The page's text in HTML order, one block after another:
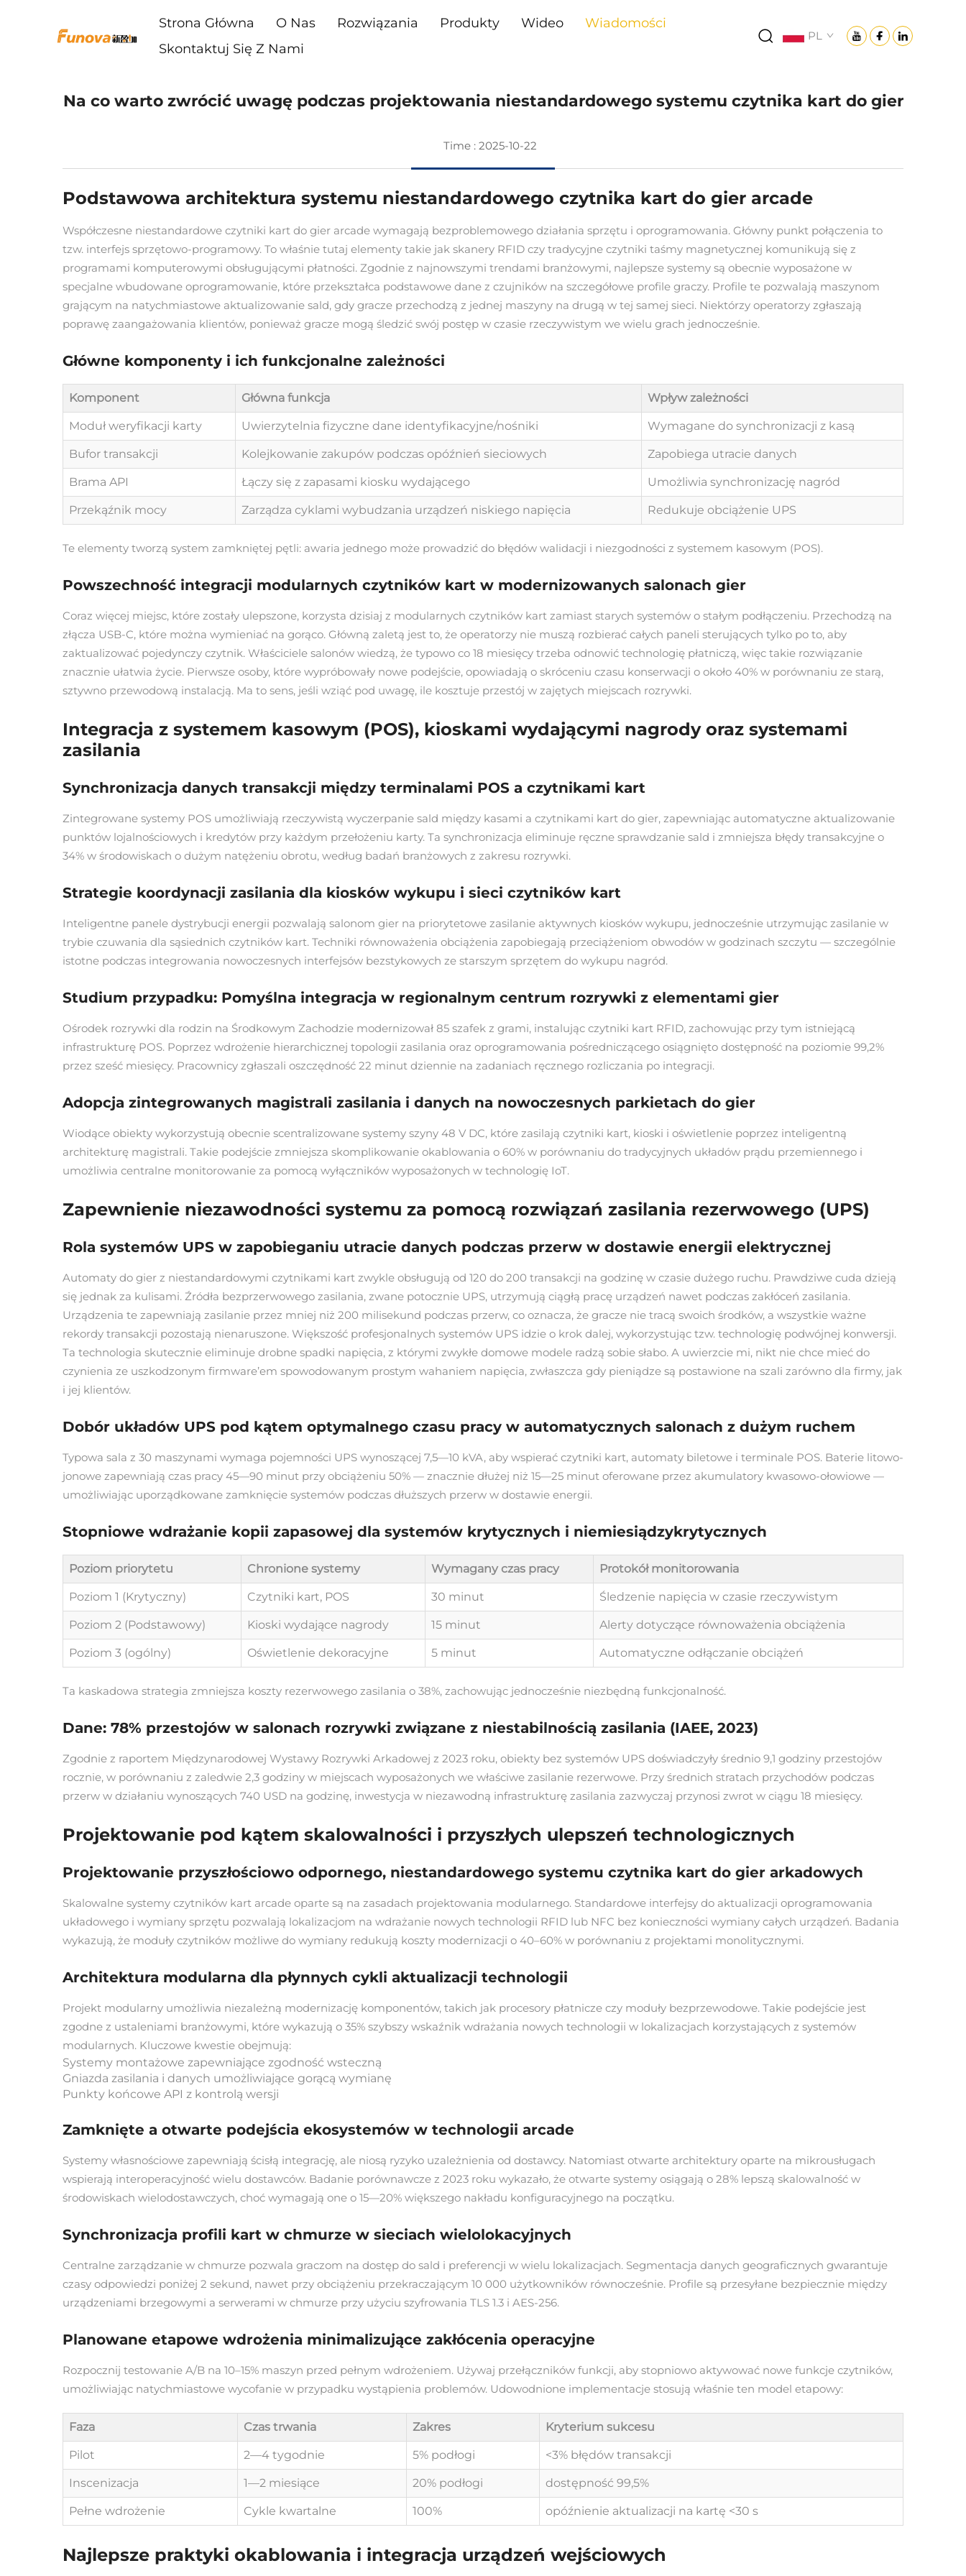
Strona Główna O Nas Rozwiązania Produkty Wideo
Wiadomości
Skontaktuj Się Z Nami
PL
Na co warto zwrócić uwagę podczas projektowania niestandardowego systemu czytnika kart do gier
Time : 2025-10-22
Podstawowa architektura systemu niestandardowego czytnika kart do gier arcade
Współczesne niestandardowe czytniki kart do gier arcade wymagają bezproblemowego działania sprzętu i oprogramowania. Główny punkt połączenia to
tzw. interfejs sprzętowo-programowy. To właśnie tutaj elementy takie jak skanery RFID czy tradycyjne czytniki taśmy magnetycznej komunikują się z
programami komputerowymi obsługującymi płatności. Zgodnie z najnowszymi trendami branżowymi, najlepsze systemy są obecnie wyposażone w
specjalne wbudowane oprogramowanie, które przekształca podstawowe dane z czujników na szczegółowe profile graczy. Profile te pozwalają maszynom
grającym na natychmiastowe aktualizowanie sald, gdy gracze przechodzą z jednej maszyny na drugą w tej samej sieci. Niektórzy operatorzy zgłaszają
poprawę zaangażowania klientów, ponieważ gracze mogą śledzić swój postęp w czasie rzeczywistym we wielu grach jednocześnie.
Główne komponenty i ich funkcjonalne zależności
Komponent Główna funkcja Wpływ zależności
Moduł weryfikacji karty Uwierzytelnia fizyczne dane identyfikacyjne/nośniki Wymagane do synchronizacji z kasą
Bufor transakcji Kolejkowanie zakupów podczas opóźnień sieciowych Zapobiega utracie danych
Brama API Łączy się z zapasami kiosku wydającego Umożliwia synchronizację nagród
Przekąźnik mocy Zarządza cyklami wybudzania urządzeń niskiego napięcia Redukuje obciążenie UPS
Te elementy tworzą system zamkniętej pętli: awaria jednego może prowadzić do błędów walidacji i niezgodności z systemem kasowym (POS).
Powszechność integracji modularnych czytników kart w modernizowanych salonach gier
Coraz więcej miejsc, które zostały ulepszone, korzysta dzisiaj z modularnych czytników kart zamiast starych systemów o stałym podłączeniu. Przechodzą na
złącza USB-C, które można wymieniać na gorąco. Główną zaletą jest to, że operatorzy nie muszą rozbierać całych paneli sterujących tylko po to, aby
zaktualizować pojedynczy czytnik. Właściciele salonów wiedzą, że typowo co 18 miesięcy trzeba odnowić technologię płatniczą, więc takie rozwiązanie
znacznie ułatwia życie. Pierwsze osoby, które wypróbowały nowe podejście, opowiadają o skróceniu czasu konserwacji o około 40% w porównaniu ze starą,
sztywno przewodową instalacją. Ma to sens, jeśli wziąć pod uwagę, ile kosztuje przestój w zajętych miejscach rozrywki.
Integracja z systemem kasowym (POS), kioskami wydającymi nagrody oraz systemami
zasilania
Synchronizacja danych transakcji między terminalami POS a czytnikami kart
Zintegrowane systemy POS umożliwiają rzeczywistą wyczerpanie sald między kasami a czytnikami kart do gier, zapewniając automatyczne aktualizowanie
punktów lojalnościowych i kredytów przy każdym przełożeniu karty. Ta synchronizacja eliminuje ręczne sprawdzanie sald i zmniejsza błędy transakcyjne o
34% w środowiskach o dużym natężeniu obrotu, według badań branżowych z zakresu rozrywki.
Strategie koordynacji zasilania dla kiosków wykupu i sieci czytników kart
Inteligentne panele dystrybucji energii pozwalają salonom gier na priorytetowe zasilanie aktywnych kiosków wykupu, jednocześnie utrzymując zasilanie w
trybie czuwania dla sąsiednich czytników kart. Techniki równoważenia obciążenia zapobiegają przeciążeniom obwodów w godzinach szczytu — szczególnie
istotne podczas integrowania nowoczesnych interfejsów bezstykowych ze starszym sprzętem do wykupu nagród.
Studium przypadku: Pomyślna integracja w regionalnym centrum rozrywki z elementami gier
Ośrodek rozrywki dla rodzin na Środkowym Zachodzie modernizował 85 szafek z grami, instalując czytniki kart RFID, zachowując przy tym istniejącą
infrastrukturę POS. Poprzez wdrożenie hierarchicznej topologii zasilania oraz oprogramowania pośredniczącego osiągnięto dostępność na poziomie 99,2%
przez sześć miesięcy. Pracownicy zgłaszali oszczędność 22 minut dziennie na zadaniach ręcznego rozliczania po integracji.
Adopcja zintegrowanych magistrali zasilania i danych na nowoczesnych parkietach do gier
Wiodące obiekty wykorzystują obecnie scentralizowane systemy szyny 48 V DC, które zasilają czytniki kart, kioski i oświetlenie poprzez inteligentną
architekturę magistrali. Takie podejście zmniejsza skomplikowanie okablowania o 60% w porównaniu do tradycyjnych układów prądu przemiennego i
umożliwia centralne monitorowanie za pomocą wyłączników wyposażonych w technologię IoT.
Zapewnienie niezawodności systemu za pomocą rozwiązań zasilania rezerwowego (UPS)
Rola systemów UPS w zapobieganiu utracie danych podczas przerw w dostawie energii elektrycznej
Automaty do gier z niestandardowymi czytnikami kart zwykle obsługują od 120 do 200 transakcji na godzinę w czasie dużego ruchu. Prawdziwe cuda dzieją
się jednak za kulisami. Źródła bezprzerwowego zasilania, zwane potocznie UPS, utrzymują ciągłą pracę urządzeń nawet podczas zakłóceń zasilania.
Urządzenia te zapewniają zasilanie przez mniej niż 200 milisekund podczas przerw, co oznacza, że gracze nie tracą swoich środków, a wszystkie ważne
rekordy transakcji pozostają nienaruszone. Większość profesjonalnych systemów UPS idzie o krok dalej, wykorzystując tzw. technologię podwójnej konwersji.
Ta technologia skutecznie eliminuje drobne spadki napięcia, z którymi zwykłe domowe modele radzą sobie słabo. A uwierzcie mi, nikt nie chce mieć do
czynienia ze uszkodzonym firmware’em spowodowanym prostym wahaniem napięcia, zwłaszcza gdy pieniądze są postawione na szali zarówno dla firmy, jak
i jej klientów.
Dobór układów UPS pod kątem optymalnego czasu pracy w automatycznych salonach z dużym ruchem
Typowa sala z 30 maszynami wymaga pojemności UPS wynoszącej 7,5—10 kVA, aby wspierać czytniki kart, automaty biletowe i terminale POS. Baterie litowo-
jonowe zapewniają czas pracy 45—90 minut przy obciążeniu 50% — znacznie dłużej niż 15—25 minut oferowane przez akumulatory kwasowo-ołowiowe —
umożliwiając uporządkowane zamknięcie systemów podczas dłuższych przerw w dostawie energii.
Stopniowe wdrażanie kopii zapasowej dla systemów krytycznych i niemiesiądzykrytycznych
Poziom priorytetu Chronione systemy Wymagany czas pracy Protokół monitorowania
Poziom 1 (Krytyczny) Czytniki kart, POS 30 minut Śledzenie napięcia w czasie rzeczywistym
Poziom 2 (Podstawowy) Kioski wydające nagrody 15 minut Alerty dotyczące równoważenia obciążenia
Poziom 3 (ogólny) Oświetlenie dekoracyjne 5 minut Automatyczne odłączanie obciążeń
Ta kaskadowa strategia zmniejsza koszty rezerwowego zasilania o 38%, zachowując jednocześnie niezbędną funkcjonalność.
Dane: 78% przestojów w salonach rozrywki związane z niestabilnością zasilania (IAEE, 2023)
Zgodnie z raportem Międzynarodowej Wystawy Rozrywki Arkadowej z 2023 roku, obiekty bez systemów UPS doświadczyły średnio 9,1 godziny przestojów
rocznie, w porównaniu z zaledwie 2,3 godziny w miejscach wyposażonych we właściwe zasilanie rezerwowe. Przy średnich stratach przychodów podczas
przerw w działaniu wynoszących 740 USD na godzinę, inwestycja w niezawodną infrastrukturę zasilania zazwyczaj przynosi zwrot w ciągu 18 miesięcy.
Projektowanie pod kątem skalowalności i przyszłych ulepszeń technologicznych
Projektowanie przyszłościowo odpornego, niestandardowego systemu czytnika kart do gier arkadowych
Skalowalne systemy czytników kart arcade oparte są na zasadach projektowania modularnego. Standardowe interfejsy do aktualizacji oprogramowania
układowego i wymiany sprzętu pozwalają lokalizacjom na wdrażanie nowych technologii RFID lub NFC bez konieczności wymiany całych urządzeń. Badania
wykazują, że moduły czytników możliwe do wymiany redukują koszty modernizacji o 40–60% w porównaniu z projektami monolitycznymi.
Architektura modularna dla płynnych cykli aktualizacji technologii
Projekt modularny umożliwia niezależną modernizację komponentów, takich jak procesory płatnicze czy moduły bezprzewodowe. Takie podejście jest
zgodne z ustaleniami branżowymi, które wykazują o 35% szybszy wskaźnik wdrażania nowych technologii w lokalizacjach korzystających z systemów
modularnych. Kluczowe kwestie obejmują:
Systemy montażowe zapewniające zgodność wsteczną
Gniazda zasilania i danych umożliwiające gorącą wymianę
Punkty końcowe API z kontrolą wersji
Zamknięte a otwarte podejścia ekosystemów w technologii arcade
Systemy własnościowe zapewniają ścisłą integrację, ale niosą ryzyko uzależnienia od dostawcy. Natomiast otwarte architektury oparte na mikrousługach
wspierają interoperacyjność wielu dostawców. Badanie porównawcze z 2023 roku wykazało, że otwarte systemy osiągają o 28% lepszą skalowalność w
środowiskach wielodostawczych, choć wymagają one o 15—20% większego nakładu konfiguracyjnego na początku.
Synchronizacja profili kart w chmurze w sieciach wielolokacyjnych
Centralne zarządzanie w chmurze pozwala graczom na dostęp do sald i preferencji w wielu lokalizacjach. Segmentacja danych geograficznych gwarantuje
czasy odpowiedzi poniżej 2 sekund, nawet przy obciążeniu przekraczającym 10 000 użytkowników równocześnie. Profile są przesyłane bezpiecznie między
urządzeniami brzegowymi a serwerami w chmurze przy użyciu szyfrowania TLS 1.3 i AES-256.
Planowane etapowe wdrożenia minimalizujące zakłócenia operacyjne
Rozpocznij testowanie A/B na 10–15% maszyn przed pełnym wdrożeniem. Używaj przełączników funkcji, aby stopniowo aktywować nowe funkcje czytników,
umożliwiając natychmiastowe wycofanie w przypadku wystąpienia problemów. Udowodnione implementacje stosują właśnie ten model etapowy:
Faza Czas trwania Zakres Kryterium sukcesu
Pilot 2—4 tygodnie 5% podłogi <3% błędów transakcji
Inscenizacja 1—2 miesiące 20% podłogi dostępność 99,5%
Pełne wdrożenie Cykle kwartalne 100% opóźnienie aktualizacji na kartę <30 s
Najlepsze praktyki okablowania i integracja urządzeń wejściowych